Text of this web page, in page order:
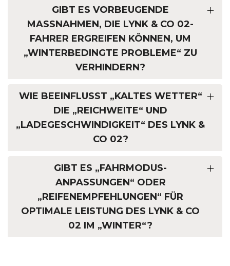
GIBT ES VORBEUGENDE
MASSNAHMEN, DIE LYNK & CO 02-F
AHRER ERGREIFEN KÖNNEN, UM „
WINTERBEDINGTE PROBLEME“ ZU V
ERHINDERN?
WIE BEEINFLUSST „KALTES WETTER“
DIE „REICHWEITE“ UND
„LADEGESCHWINDIGKEIT“ DES LYNK &
CO 02?
GIBT ES „FAHRMODUS-
ANPASSUNGEN“ ODER
„REIFENEMPFEHLUNGEN“ FÜR
OPTIMALE LEISTUNG DES LYNK & CO
02 IM „WINTER“?